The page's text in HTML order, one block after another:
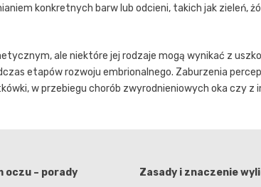
konkretnych barw lub odcieni, takich jak zieleń,
ale niektóre jej rodzaje mogą wynikać z
etapów rozwoju embrionalnego. Zaburzenia
w przebiegu chorób zwyrodnieniowych oka czy z
oczu – porady
Zasady i znaczenie